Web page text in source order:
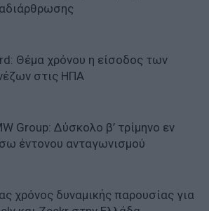
Θέμα χρόνου η είσοδος των
στις ΗΠΑ
Group: Δύσκολο β’ τρίμηνο εν
έντονου ανταγωνισμού
χρόνος δυναμικής παρουσίας για